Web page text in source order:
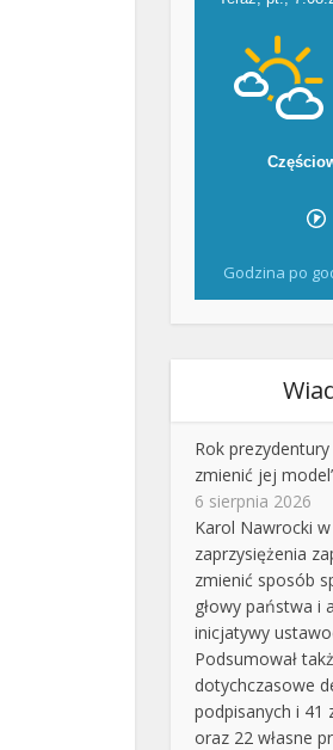
Godzina po
Rok
zmienić jej
6 sierpnia 2026
Karol Nawrocki
zaprzysiężenia
zmienić sposób
głowy państwa i
inicjatywy
Podsumował
dotychczasowe
podpisanych i 41
oraz 22 własne